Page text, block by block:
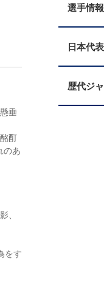
垂
酊
のあ
、
をす
選手情報
日本代
歴代ジ